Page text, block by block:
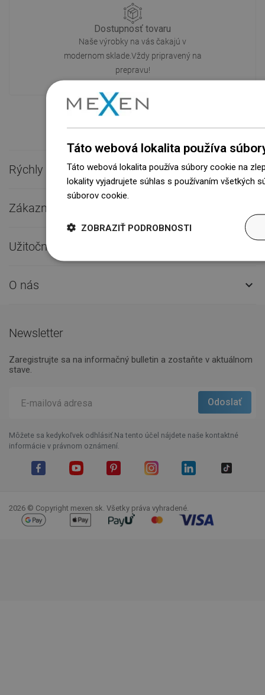
Dostupnosť tovaru
Naše výrobky na vás čakajú v
modernom sklade.Vždy pripravený na
prepravu!
Rýchly kontakt 
Zákaznícky servis
Užitočné odkazy
O nás 
Newsletter
Zaregistrujte sa na informačný bulletin a zostaňte v aktuálnom
stave.
Môžete sa kedykoľvek odhlásiť.Na tento účel nájdete naše kontaktné
informácie v právnom oznámení.
2026 © Copyright mexen.sk. Všetky práva vyhradené.
Táto webová lokalita používa
Táto webová lokalita používa súbory cookie na
lokality vyjadrujete súhlas s používaním všetkých
súborov cookie.
ZOBRAZIŤ PODROBNOSTI